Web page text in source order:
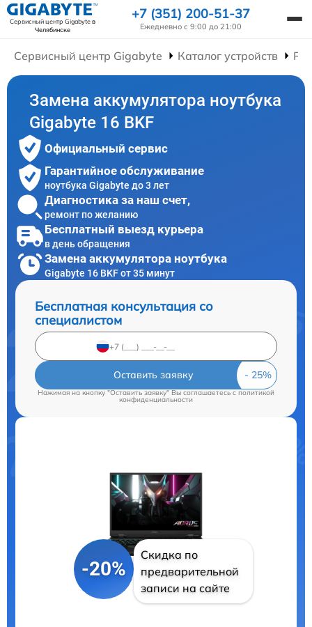
Сервисный центр Gigabyteв
Челябинске
+7 (351) 200-51-37
Ежедневно с 9:00 до 21:00
Сервисный центр Gigabyte Каталог устройств
Замена аккумулятора ноутбука
Gigabyte 16 BKF
Официальный сервис
Гарантийное обслуживание
ноутбука Gigabyte до 3 лет
Диагностика за наш счет,
ремонт по желанию
Бесплатный выезд курьера
в день обращения
Замена аккумулятора ноутбука
Gigabyte 16 BKF от 35 минут
Бесплатная консультация со
специалистом
Оставить заявку
Нажимая на кнопку "Оставить заявку" Вы соглашаетесь c политикой
конфиденциальности
-20%
Скидка по
предварительной
записи на сайте